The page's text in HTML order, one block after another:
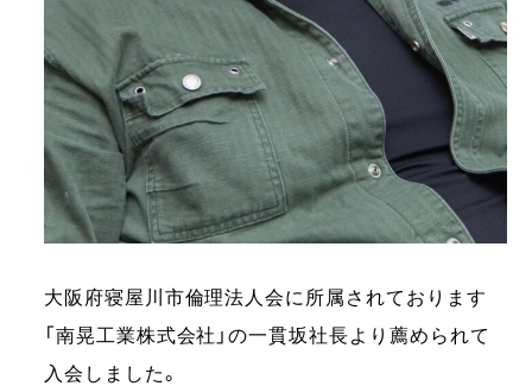
大阪府寝屋川市倫理法人会に所属されております
「南晃工業株式会社」の一貫坂社長より薦められて
入会しました。